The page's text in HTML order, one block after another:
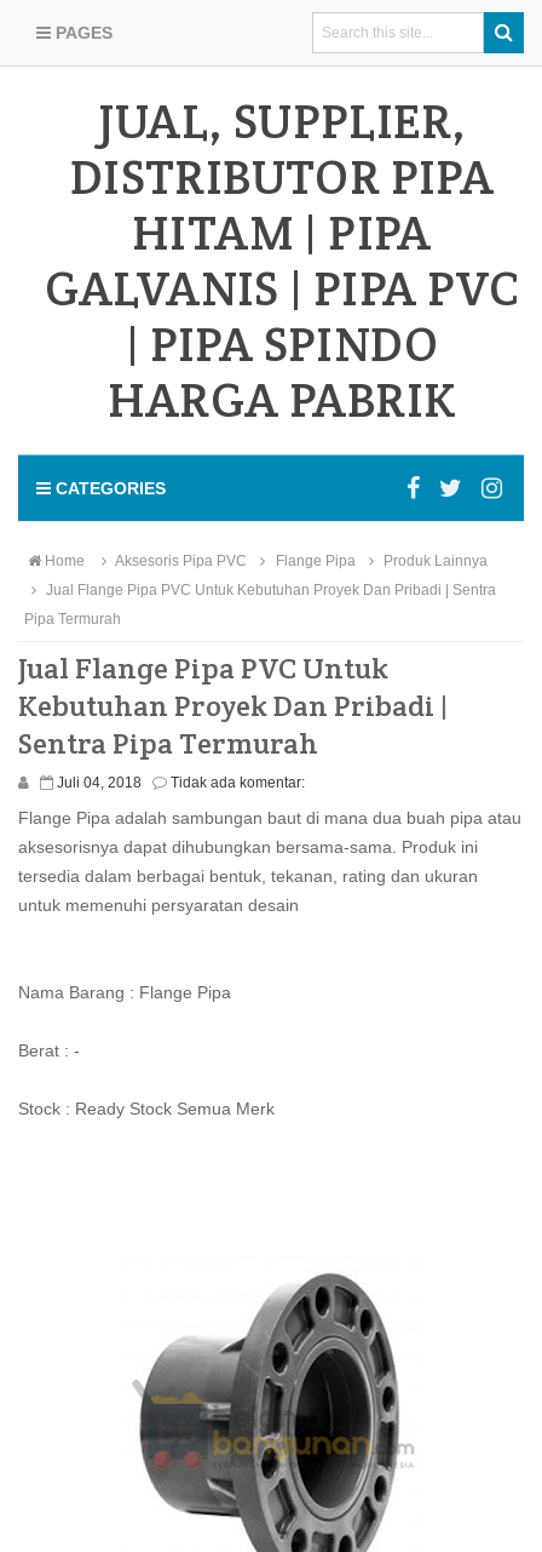
PAGES
JUAL, SUPPLIER,
DISTRIBUTOR PIPA
HITAM | PIPA
GALVANIS | PIPA PVC
| PIPA SPINDO
HARGA PABRIK
CATEGORIES
Home Aksesoris Pipa PVC Flange Pipa
Produk Lainnya
Jual Flange Pipa PVC Untuk Kebutuhan Proyek Dan Pribadi | Sentra
Pipa Termurah
Jual Flange Pipa PVC Untuk
Kebutuhan Proyek Dan Pribadi |
Sentra Pipa Termurah
Juli 04, 2018 Tidak ada komentar:
Flange Pipa adalah sambungan baut di mana dua buah pipa atau
aksesorisnya dapat dihubungkan bersama-sama. Produk ini
tersedia dalam berbagai bentuk, tekanan, rating dan ukuran
untuk memenuhi persyaratan desain
Nama Barang : Flange Pipa
Berat : -
Stock : Ready Stock Semua Merk